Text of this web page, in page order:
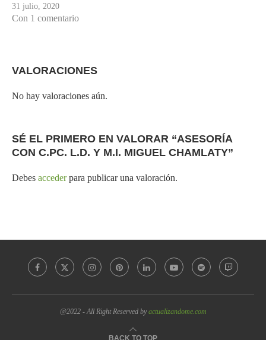
31 julio, 2020
Con 1 comentario
VALORACIONES
No hay valoraciones aún.
SÉ EL PRIMERO EN VALORAR “ASESORÍA
CON C.PC. L.D. Y M.I. MIGUEL CHAMLATY”
Debes accederpara publicar una valoración.
@2022 - All Right Reserved byactualizandome.com
BACK TO TOP